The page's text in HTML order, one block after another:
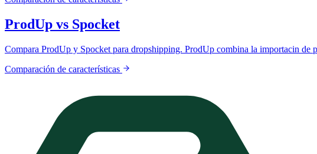
ProdUp vs Spocket
Compara ProdUp y Spocket para dropshipping. ProdUp combina la importacin de
Comparación de características